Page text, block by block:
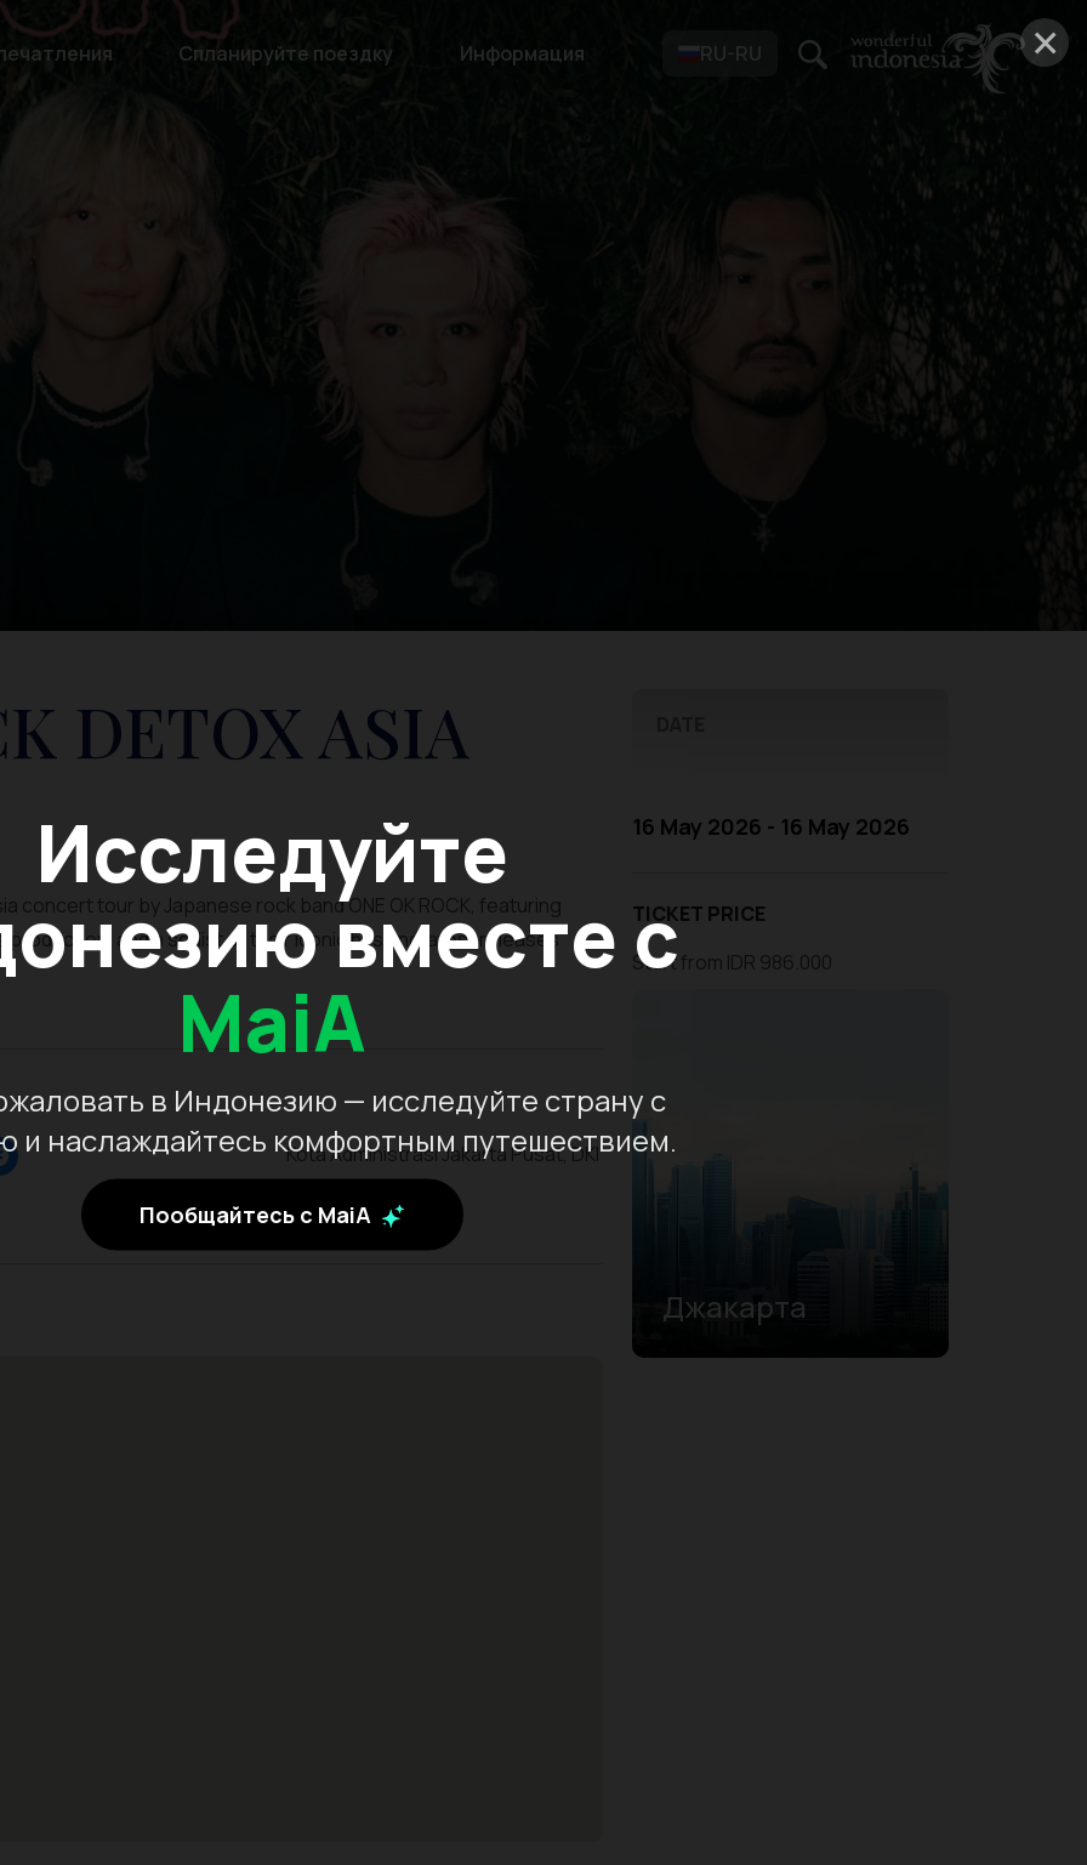
×
Исследуйте
вместе с
MaiA
в Индонезию — исследуйте страну с
и наслаждайтесь комфортным путешествием.
Пообщайтесь с MaiA
Спланируйте поездку Информация RU-RU
DETOX ASIA
concert tour by Japanese rock band ONE OK ROCK, featuring
and a setlist of their iconic hits and latest releases
Kota Administrasi Jakarta Pusat, DKI
16 May 2026 - 16 May 2026
TICKET PRICE
Start from IDR 986.000
Джакарта